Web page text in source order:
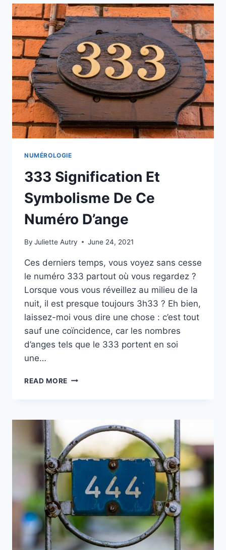
ET
LA
SYMBOLIQUE
DE
CE
NOMBRE
IMPORTANT
NUMÉROLOGIE
333 Signification Et
Symbolisme De Ce
Numéro D’ange
By Juliette Autry June 24, 2021
Ces derniers temps, vous voyez sans cesse
le numéro 333 partout où vous regardez ?
Lorsque vous vous réveillez au milieu de la
nuit, il est presque toujours 3h33 ? Eh bien,
laissez-moi vous dire une chose : c’est tout
sauf une coïncidence, car les nombres
d’anges tels que le 333 portent en soi
une…
READ MORE 333
NUMÉRO
D’ANGE